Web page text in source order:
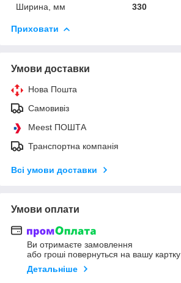
Ширина, мм
330
Приховати
Умови доставки
Нова Пошта
Самовивіз
Meest ПОШТА
Транспортна компанія
Всі умови доставки
Умови оплати
Ви отримаєте замовлення
або гроші повернуться на вашу картку
Детальніше